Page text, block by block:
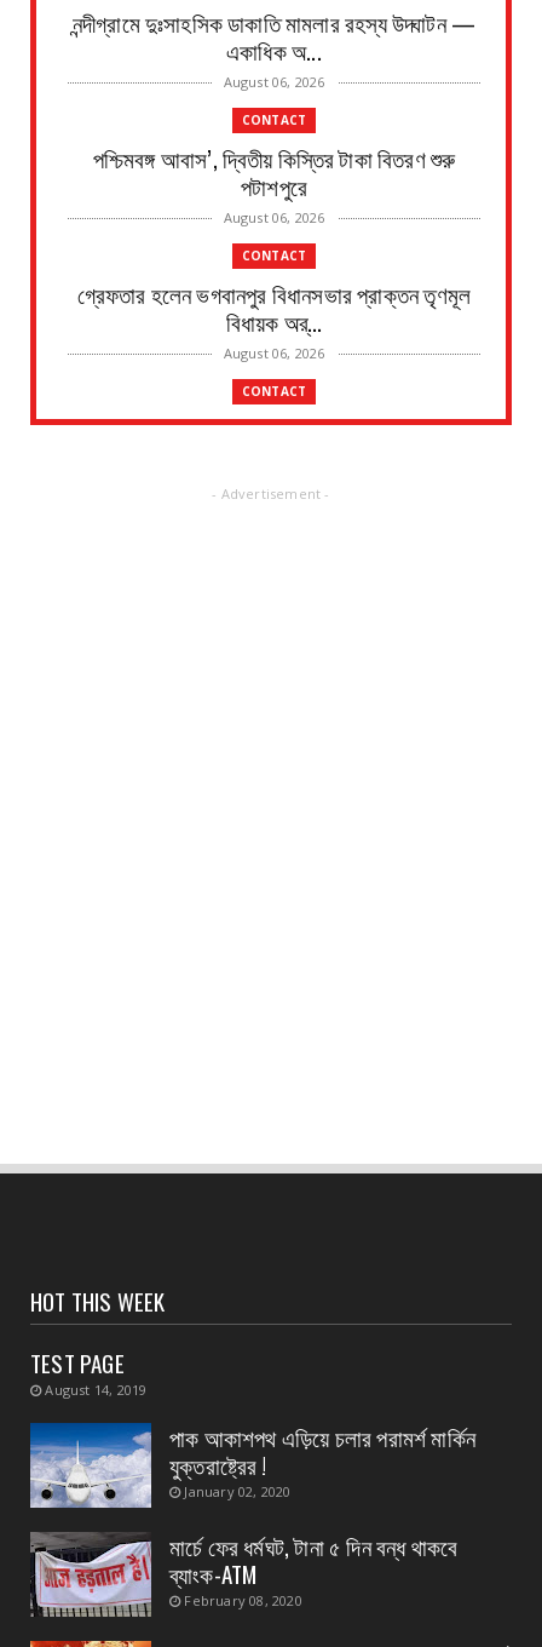
নন্দীগ্রামে দুঃসাহসিক ডাকাতি মামলার রহস্য উদ্ঘাটন —
একাধিক অ...
August 06, 2026
CONTACT
পশ্চিমবঙ্গ আবাস’, দ্বিতীয় কিস্তির টাকা বিতরণ শুরু
পটাশপুরে
August 06, 2026
CONTACT
গ্রেফতার হলেন ভগবানপুর বিধানসভার প্রাক্তন তৃণমূল
বিধায়ক অর্...
August 06, 2026
CONTACT
প্রধানমন্ত্রী আবাস যোজনা দ্বিতীয় পর্যায়ে টাকা ১০০
August 06, 2026
পাঁশকুড়া এক নম্বর গ্রাম পঞ্চায়েতের বোর্ড গঠন করলো
তমলুক থানার বড় সাফল্য চুরি হওয়া এলপিজি গ্যাস
সিলিন্ডার উদ্...
CONTACT
পাইপ লাইনের গ*র্তে পড়ে শিশুর মৃ*ত্যু, ঘটনাস্থলে
উপস্থিত মহি...
- Advertisement -
HOT THIS WEEK
TEST PAGE
August 14, 2019
পাক আকাশপথ এড়িয়ে চলার পরামর্শ মার্কিন
যুক্তরাষ্ট্রের !
January 02, 2020
মার্চে ফের ধর্মঘট, টানা ৫ দিন বন্ধ থাকবে
ব্যাংক-ATM
February 08, 2020